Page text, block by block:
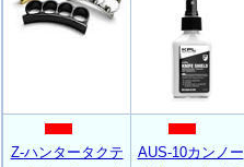
Z-ハンタータクテ
AUS-10カンノー